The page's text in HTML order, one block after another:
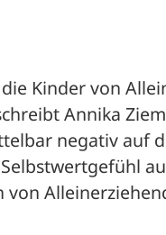
Kinder von
Annika
negativ auf